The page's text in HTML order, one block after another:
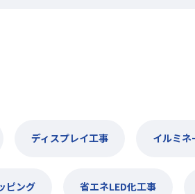
ディスプレイ工事 イルミネ
ピング 省エネLED化工事